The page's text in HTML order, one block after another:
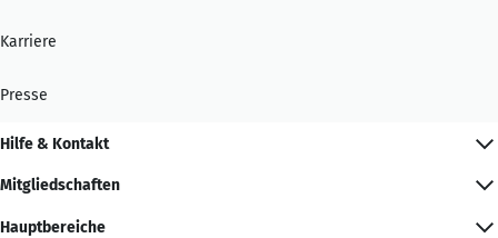
Karriere
Presse
Hilfe & Kontakt
Mitgliedschaften
Hauptbereiche